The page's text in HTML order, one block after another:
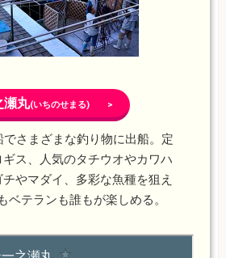
瀬丸(いちのせまる) >
さまざまな釣り物に出船。定
ス、人気のタチウオやカワハ
やマダイ、多彩な魚種を狙え
ベテランも誰もが楽しめる。